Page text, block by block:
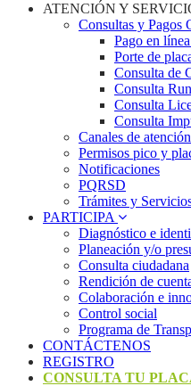
ATENCIÓN Y
Consultas y Pagos
Pago en
Porte de
Consulta de
Consulta
Consulta
Consulta
Canales de
Permisos pico y
Notificaciones
PQRSD
Trámites y
PARTICIPA
Diagnóstico e
Planeación y/o
Consulta ciudadana
Rendición de
Colaboración e
Control social
Programa de
CONTÁCTENOS
REGISTRO
CONSULTA TU